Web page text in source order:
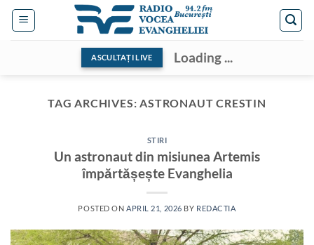
Skip
ASCULTAȚI LIVE Loading ...
TAG ARCHIVES:ASTRONAUT CRESTIN
STIRI
Un astronaut din misiunea Artemis
împărtășește Evanghelia
POSTED ON APRIL 21, 2026 BY REDACTIA